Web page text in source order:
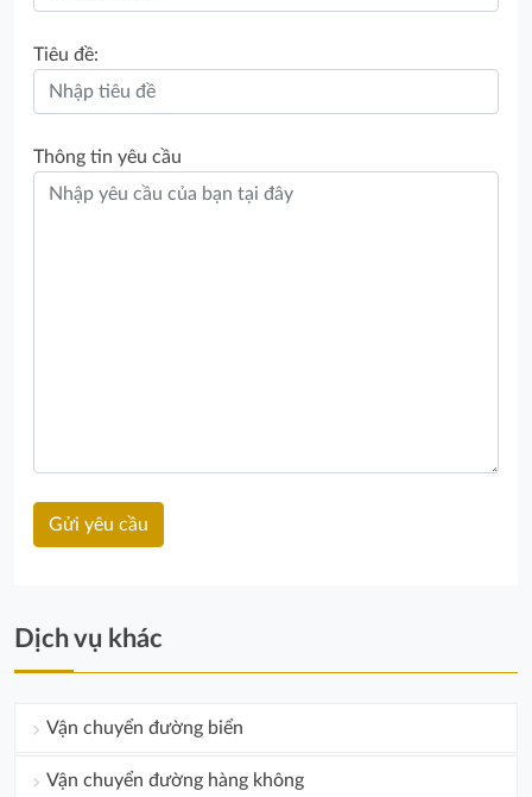
Tiêu đề:
Thông tin yêu cầu
Dịch vụ khác
Vận chuyển đường biển
Vận chuyển đường hàng không